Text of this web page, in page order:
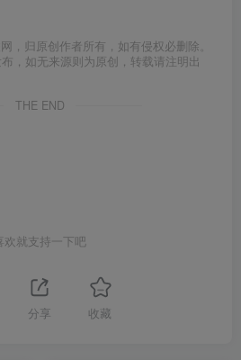
，归原创作者所有，如有侵权必删除。
，如无来源则为原创，转载请注明出
THE END
欢就支持一下吧
分享 收藏